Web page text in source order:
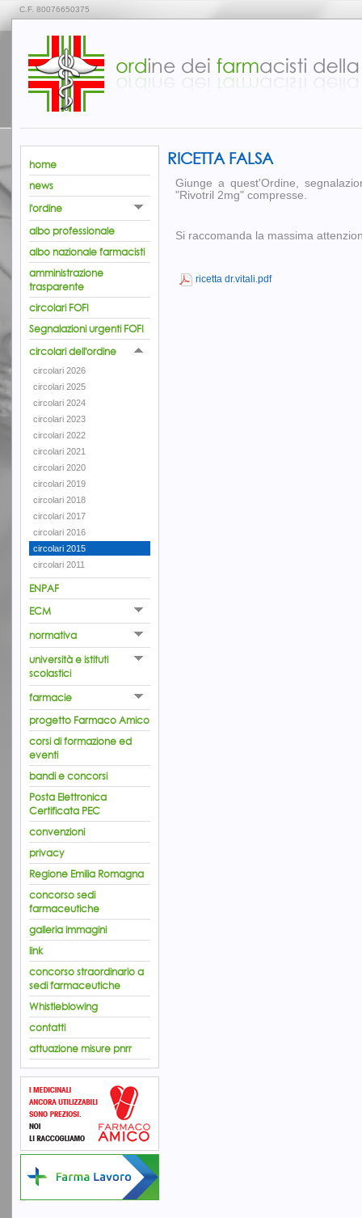
C.F. 80076650375
home
news
l'ordine
albo professionale
albo nazionale farmacisti
amministrazione
trasparente
circolari FOFI
Segnalazioni urgenti FOFI
circolari dell'ordine
circolari 2026
circolari 2025
circolari 2024
circolari 2023
circolari 2022
circolari 2021
circolari 2020
circolari 2019
circolari 2018
circolari 2017
circolari 2016
circolari 2015
circolari 2011
ENPAF
ECM
normativa
università e istituti
scolastici
farmacie
progetto Farmaco Amico
corsi di formazione ed
eventi
bandi e concorsi
Posta Elettronica
Certificata PEC
convenzioni
privacy
Regione Emilia Romagna
concorso sedi
farmaceutiche
galleria immagini
link
concorso straordinario a
sedi farmaceutiche
Whistleblowing
contatti
attuazione misure pnrr
RICETTA FALSA
Giunge a quest'Ordine,
"Rivotril 2mg" compresse.
Si raccomanda la massima
ricetta dr.vitali.pdf